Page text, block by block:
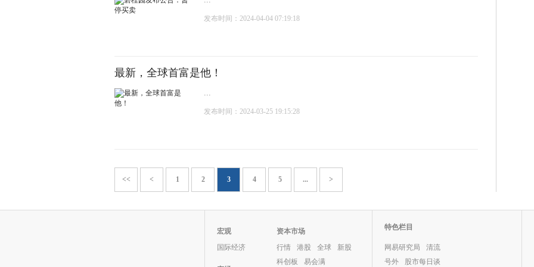
发布时间：2024-04-04 07:19:18
最新，全球首富是他！
...
发布时间：2024-03-25 19:15:28
<< < 1 2 3 4 5 ... >
宏观
国际经济
资本市场
行情
港股 全球
新股
科创板
易会满
特色栏目
网易研究局
清流
号外
股市每日谈